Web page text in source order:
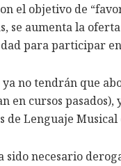
el objetivo de
se aumenta la
para participar
no tendrán que
en cursos
de Lenguaje
necesario